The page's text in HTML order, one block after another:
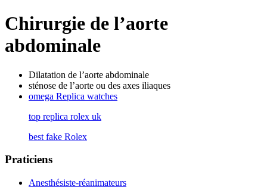
Chirurgie de l’aorte
abdominale
Dilatation de l’aorte abdominale
sténose de l’aorte ou des axes iliaques
omega Replica watches
top replica rolex uk
best fake Rolex
Praticiens
Anesthésiste-réanimateurs